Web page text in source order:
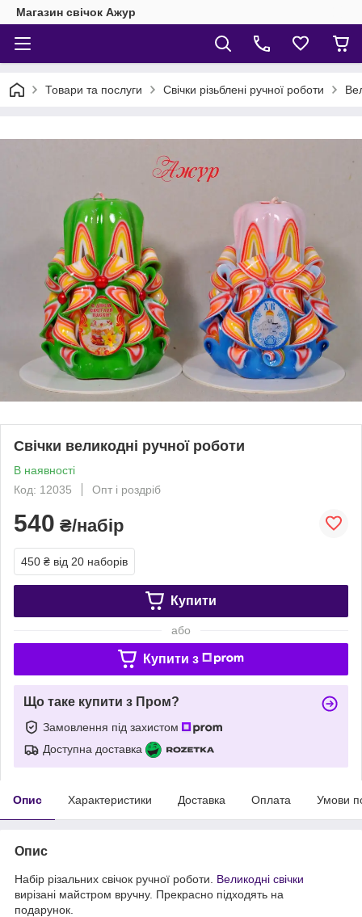
Магазин свічок Ажур
Товари та послуги Свічки різьблені ручної роботи
Свічки великодні ручної роботи
В наявності
Код: 12035
Опт і роздріб
540 ₴/набір
450 ₴ від 20 наборів
Купити
або
Купити з
Що таке купити з Пром?
Замовлення під захистом
Доступна доставка
Опис Характеристики Доставка Оплата Умови
Опис
Набір різальних свічок ручної роботи. Великодні свічки
вирізані майстром вручну. Прекрасно підходять на
подарунок.